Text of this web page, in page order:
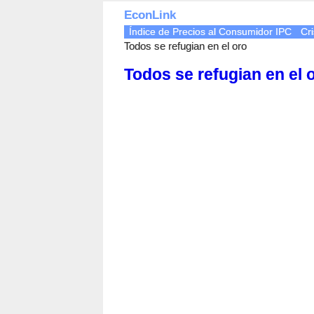
EconLink
Índice de Precios al Consumidor IPC
Todos se refugian en el oro
Todos se refugian en el